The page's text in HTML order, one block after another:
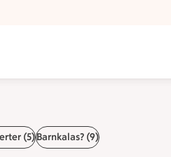
(5)Barnkalas? (9)